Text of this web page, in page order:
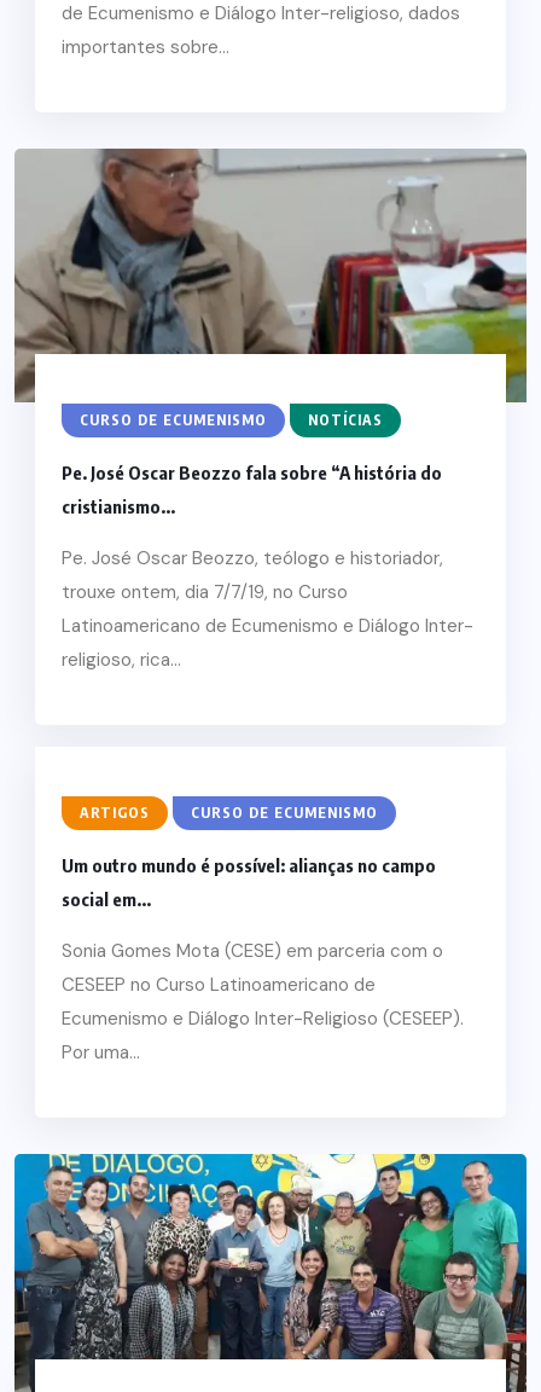
de Ecumenismo e Diálogo Inter-religioso, dados
importantes sobre...
CURSO DE ECUMENISMO NOTÍCIAS
Pe. José Oscar Beozzo fala sobre “A história do
cristianismo...
Pe. José Oscar Beozzo, teólogo e historiador,
trouxe ontem, dia 7/7/19, no Curso
Latinoamericano de Ecumenismo e Diálogo Inter-
religioso, rica...
ARTIGOS CURSO DE ECUMENISMO
Um outro mundo é possível: alianças no campo
social em...
Sonia Gomes Mota (CESE) em parceria com o
CESEEP no Curso Latinoamericano de
Ecumenismo e Diálogo Inter-Religioso (CESEEP).
Por uma...